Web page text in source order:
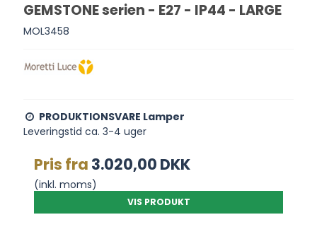
GEMSTONE serien - E27 - IP44 - LARGE
MOL3458
PRODUKTIONSVARE Lamper
Leveringstid ca. 3-4 uger
Pris fra 3.020,00 DKK
(inkl. moms)
VIS PRODUKT